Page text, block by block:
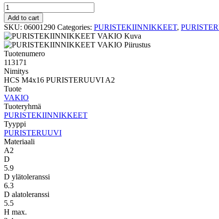
PURISTERUUVI
VAKIO
HCS
M4x16
PURISTERUUVI
A2
quantity
Add to cart
SKU: 06001290 Categories: PURISTEKIINNIKKEET,
Tuotenumero
113171
Nimitys
HCS M4x16 PURISTERUUVI A2
Tuote
VAKIO
Tuoteryhmä
PURISTEKIINNIKKEET
Tyyppi
PURISTERUUVI
Materiaali
A2
D
5.9
D ylätoleranssi
6.3
D alatoleranssi
5.5
H max.